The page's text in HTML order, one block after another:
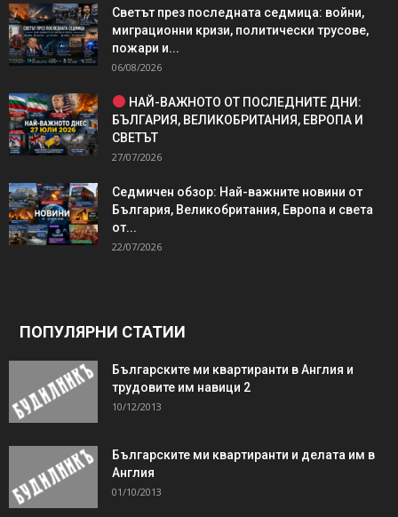
Светът през последната седмица: войни,
миграционни кризи, политически трусове,
пожари и...
06/08/2026
НАЙ-ВАЖНОТО ОТ ПОСЛЕДНИТЕ ДНИ:
БЪЛГАРИЯ, ВЕЛИКОБРИТАНИЯ, ЕВРОПА И
СВЕТЪТ
27/07/2026
Седмичен обзор: Най-важните новини от
България, Великобритания, Европа и света
от...
22/07/2026
ПОПУЛЯРНИ СТАТИИ
Българските ми квартиранти в Англия и
трудовите им навици 2
10/12/2013
Българските ми квартиранти и делата им в
Англия
01/10/2013